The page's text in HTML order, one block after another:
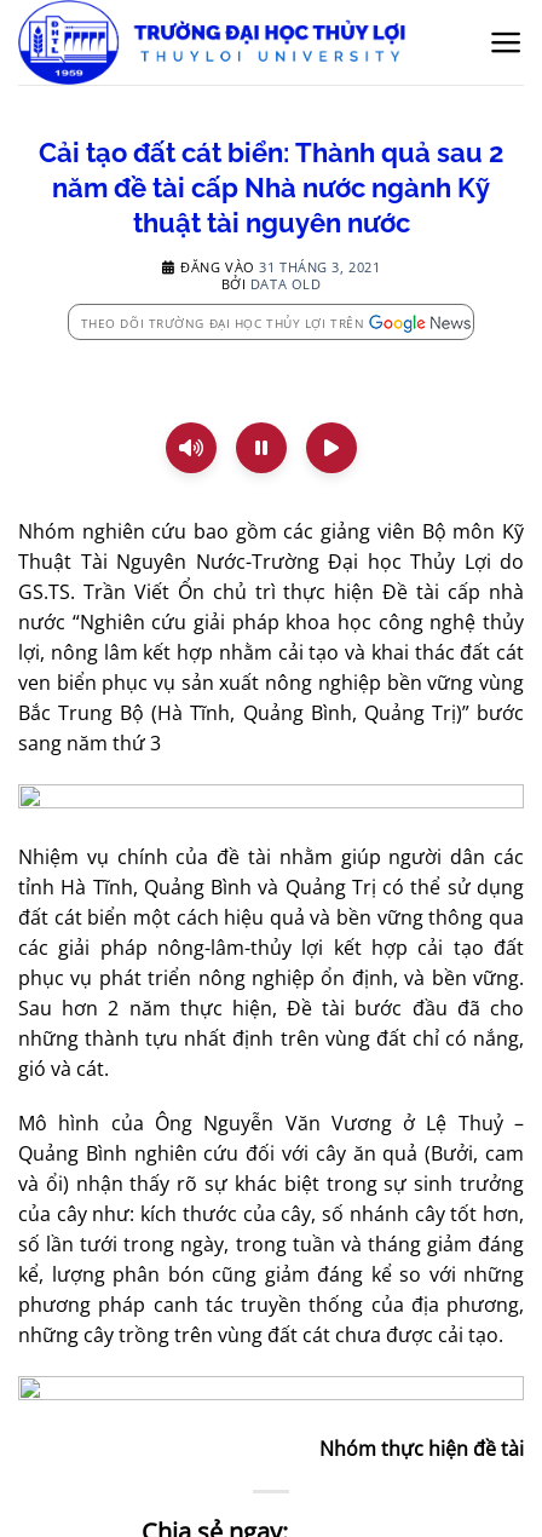
qua
nội
Cải tạo đất cát biển: Thành quả sau 2
năm đề tài cấp Nhà nước ngành Kỹ
thuật tài nguyên nước
ĐĂNG VÀO31 THÁNG 3, 2021
BỞI DATA OLD
THEO DÕI TRƯỜNG ĐẠI HỌC THỦY LỢI TRÊN
Nhóm nghiên cứu bao gồm các giảng viên Bộ môn Kỹ
Thuật Tài Nguyên Nước-Trường Đại học Thủy Lợi do
GS.TS. Trần Viết Ổn chủ trì thực hiện Đề tài cấp nhà
nước “Nghiên cứu giải pháp khoa học công nghệ thủy
lợi, nông lâm kết hợp nhằm cải tạo và khai thác đất cát
ven biển phục vụ sản xuất nông nghiệp bền vững vùng
Bắc Trung Bộ (Hà Tĩnh, Quảng Bình, Quảng Trị)” bước
sang năm thứ 3
Nhiệm vụ chính của đề tài nhằm giúp người dân các
tỉnh Hà Tĩnh, Quảng Bình và Quảng Trị có thể sử dụng
đất cát biển một cách hiệu quả và bền vững thông qua
các giải pháp nông-lâm-thủy lợi kết hợp cải tạo đất
phục vụ phát triển nông nghiệp ổn định, và bền vững.
Sau hơn 2 năm thực hiện, Đề tài bước đầu đã cho
những thành tựu nhất định trên vùng đất chỉ có nắng,
gió và cát.
Mô hình của Ông Nguyễn Văn Vương ở Lệ Thuỷ –
Quảng Bình nghiên cứu đối với cây ăn quả (Bưởi, cam
và ổi) nhận thấy rõ sự khác biệt trong sự sinh trưởng
của cây như: kích thước của cây, số nhánh cây tốt hơn,
số lần tưới trong ngày, trong tuần và tháng giảm đáng
kể, lượng phân bón cũng giảm đáng kể so với những
phương pháp canh tác truyền thống của địa phương,
những cây trồng trên vùng đất cát chưa được cải tạo.
Nhóm thực hiện đề tài